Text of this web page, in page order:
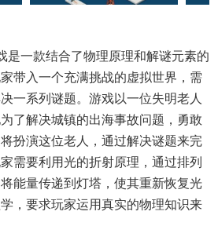
是一款结合了物理原理和解谜元素的
带入一个充满挑战的虚拟世界，需
一系列谜题。游戏以一位失明老人
了解决城镇的出海事故问题，勇敢
扮演这位老人，通过解决谜题来完
需要利用光的折射原理，通过排列
能量传递到灯塔，使其重新恢复光
，要求玩家运用真实的物理知识来